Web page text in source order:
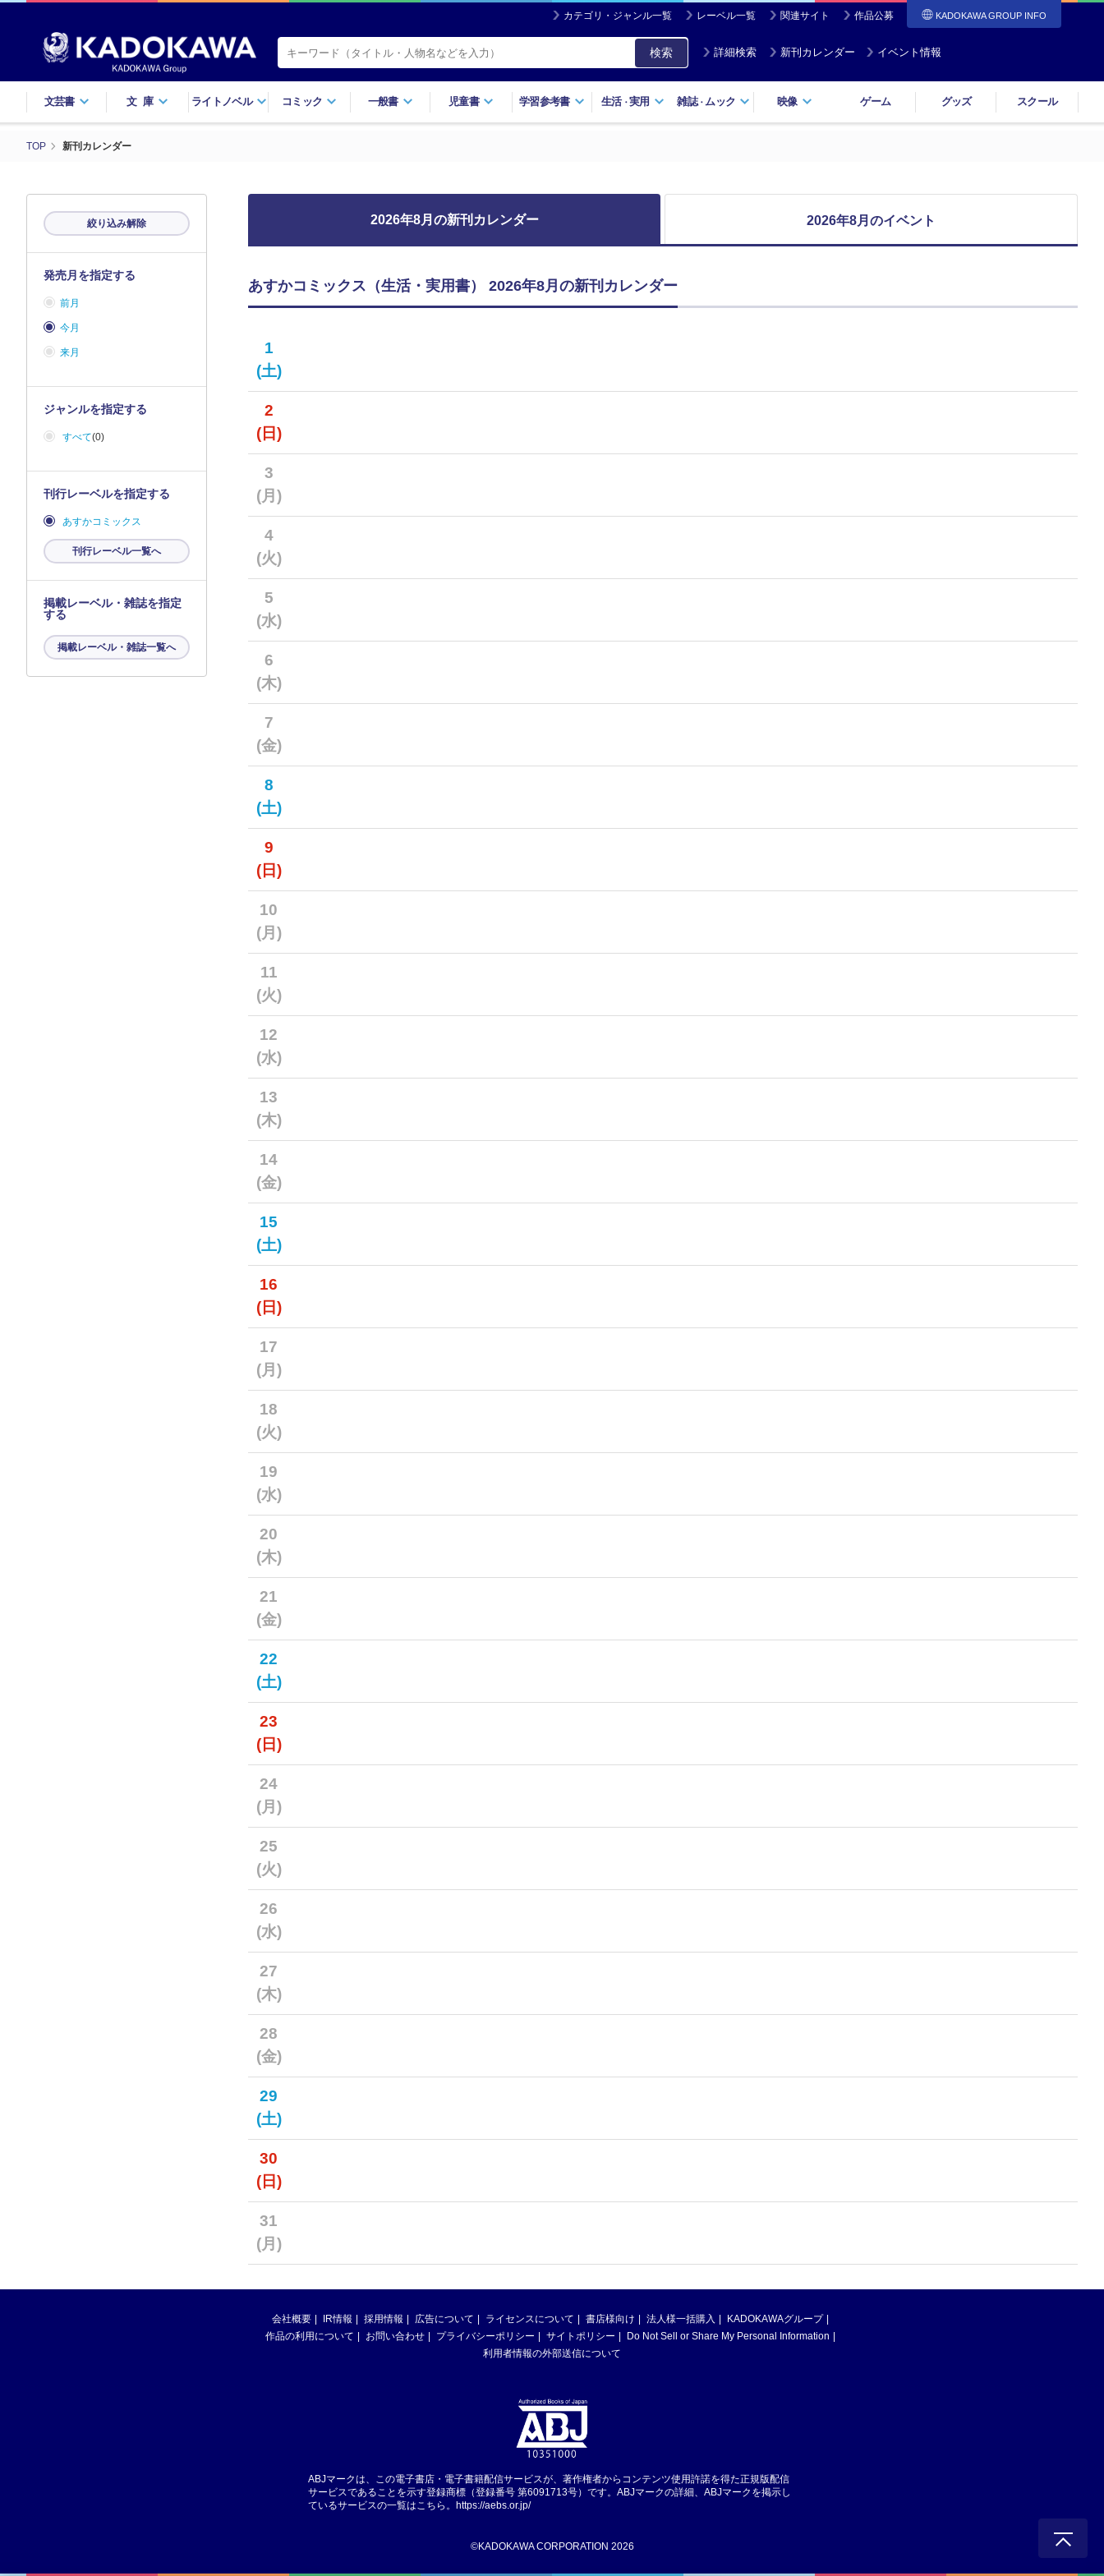
カテゴリ・ジャンル一覧 レーベル一覧 関連サイト 作品公募 KADOKAWA GROUP INFO
検索 詳細検索 新刊カレンダー イベント情報
文芸書 文庫 ライトノベル コミック 一般書 児童書 学習参考書 生活・実用 雑誌・ ムック 映像 ゲーム グッズ スクール
TOP 新刊カレンダー
2026年8月の新刊カレンダー 2026年8月のイベント
あすかコミックス（生活・実用書） 2026年8月の新刊カレンダー
1
(土)
2
(日)
3
(月)
4
(火)
5
(水)
6
(木)
7
(金)
8
(土)
9
(日)
10
(月)
11
(火)
12
(水)
13
(木)
14
(金)
15
(土)
16
(日)
17
(月)
18
(火)
19
(水)
20
(木)
21
(金)
22
(土)
23
(日)
24
(月)
25
(火)
26
(水)
27
(木)
28
(金)
29
(土)
30
(日)
31
(月)
絞り込み解除
発売月を指定する
前月
今月
来月
ジャンルを指定する
すべて(0)
刊行レーベルを指定する
あすかコミックス
刊行レーベル一覧へ
掲載レーベル・雑誌を指定
する
掲載レーベル・雑誌一覧へ
会社概要 IR情報 採用情報 広告について ライセンスについて 書店様向け 法人様一括購入
KADOKAWAグループ
作品の利用について
お問い合わせ プライバシーポリシー サイトポリシー
Do Not Sell or Share My Personal Information
利用者情報の外部送信について
ABJマークは、この電子書店・電子書籍配信サービスが、著作権者からコンテンツ使用許諾を得た正規版配信
サービスであることを示す登録商標（登録番号 第6091713号）です。ABJマークの詳細、ABJマークを掲示し
ているサービスの一覧はこちら。 https://aebs.or.jp/
©KADOKAWA CORPORATION 2026